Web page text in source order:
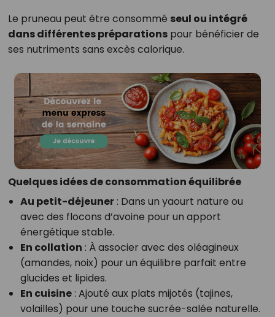
Le pruneau peut être consommé seul ou intégré
dans différentes préparationspour bénéficier de
ses nutriments sans excès calorique.
Quelques idées de consommation équilibrée
Au petit-déjeuner: Dans un yaourt nature ou
avec des flocons d’avoine pour un apport
énergétique stable.
En collation : À associer avec des oléagineux
(amandes, noix) pour un équilibre parfait entre
glucides et lipides.
En cuisine: Ajouté aux plats mijotés (tajines,
volailles) pour une touche sucrée-salée naturelle.